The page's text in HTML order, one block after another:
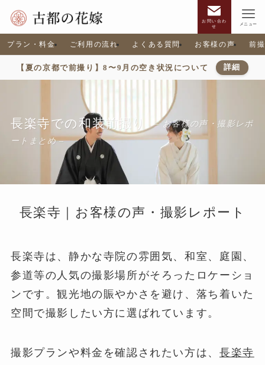
お問い合わ
せ
メニュー
プラン・料金 ご利用の流れ よくある質問 お客様の声 前
【夏の京都で前撮り】8〜9月の空き状況について 詳細
長楽寺での和装前撮り
– お客様の声・撮影レポ
ートまとめ –
長楽寺｜お客様の声・撮影レポート
長楽寺は、静かな寺院の雰囲気、和室、庭園、
参道等の人気の撮影場所がそろったロケーショ
ンです。観光地の賑やかさを避け、落ち着いた
空間で撮影したい方に選ばれています。
撮影プランや料金を確認されたい方は、 長楽寺